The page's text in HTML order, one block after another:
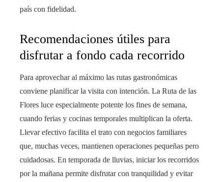
país con fidelidad.
Recomendaciones útiles para
disfrutar a fondo cada recorrido
Para aprovechar al máximo las rutas gastronómicas
conviene planificar la visita con intención. La Ruta de las
Flores luce especialmente potente los fines de semana,
cuando ferias y cocinas temporales multiplican la oferta.
Llevar efectivo facilita el trato con negocios familiares
que, muchas veces, mantienen operaciones pequeñas pero
cuidadosas. En temporada de lluvias, iniciar los recorridos
por la mañana permite disfrutar con tranquilidad y evitar